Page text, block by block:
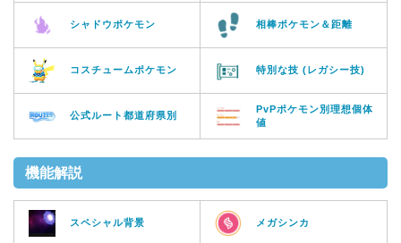
シャドウポケモン 相棒ポケモン＆距離
コスチュームポケモン 特別な技 (レガシー技)
公式ルート都道府県別
PvPポケモン別理想個体
値
機能解説
スペシャル背景 メガシンカ